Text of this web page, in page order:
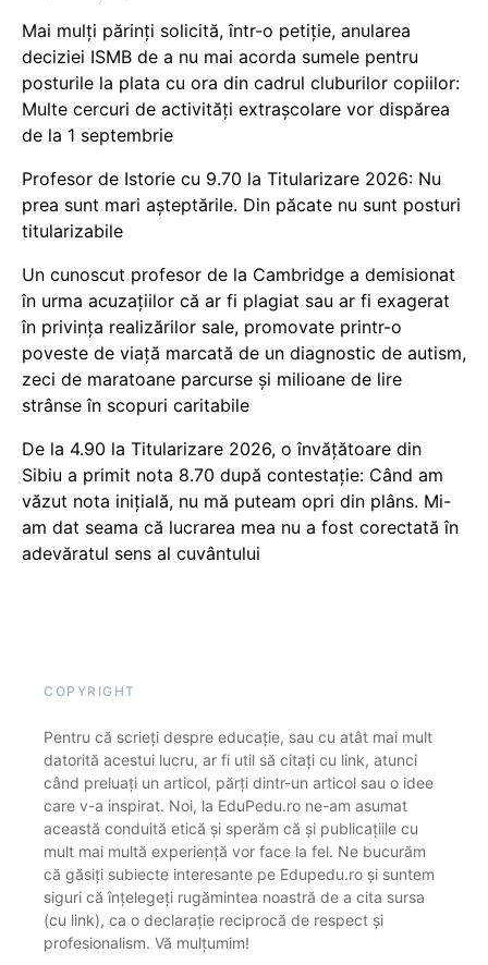
Mai mulți părinți solicită, într-o petiție, anularea
deciziei ISMB de a nu mai acorda sumele pentru
posturile la plata cu ora din cadrul cluburilor copiilor:
Multe cercuri de activități extrașcolare vor dispărea
de la 1 septembrie
Profesor de Istorie cu 9.70 la Titularizare 2026: Nu
prea sunt mari așteptările. Din păcate nu sunt posturi
titularizabile
Un cunoscut profesor de la Cambridge a demisionat
în urma acuzațiilor că ar fi plagiat sau ar fi exagerat
în privința realizărilor sale, promovate printr-o
poveste de viață marcată de un diagnostic de autism,
zeci de maratoane parcurse și milioane de lire
strânse în scopuri caritabile
De la 4.90 la Titularizare 2026, o învățătoare din
Sibiu a primit nota 8.70 după contestație: Când am
văzut nota inițială, nu mă puteam opri din plâns. Mi-
am dat seama că lucrarea mea nu a fost corectată în
adevăratul sens al cuvântului
COPYRIGHT
Pentru că scrieți despre educație, sau cu atât mai mult
datorită acestui lucru, ar fi util să citați cu link, atunci
când preluați un articol, părți dintr-un articol sau o idee
care v-a inspirat. Noi, la EduPedu.ro ne-am asumat
această conduită etică și sperăm că și publicațiile cu
mult mai multă experiență vor face la fel. Ne bucurăm
că găsiți subiecte interesante pe Edupedu.ro și suntem
siguri că înțelegeți rugămintea noastră de a cita sursa
(cu link), ca o declarație reciprocă de respect și
profesionalism. Vă mulțumim!